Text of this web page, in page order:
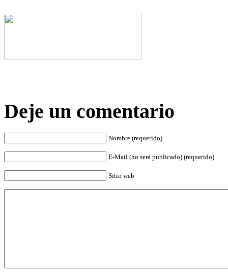
Deje un comentario
Nombre (requerido)
E-Mail (no será publicado) (requerido)
Sitio web